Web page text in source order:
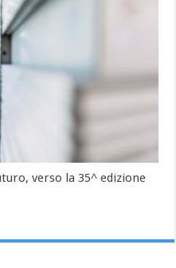
verso la 35^ edizione